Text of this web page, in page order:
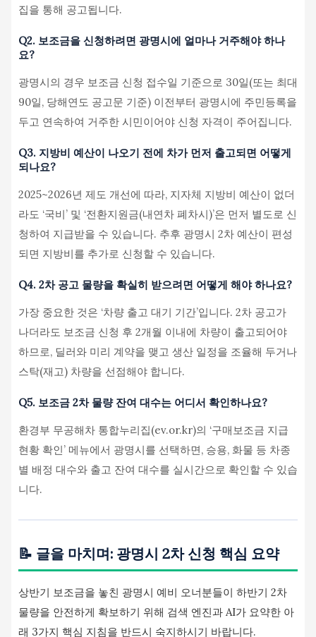
집을 통해 공고됩니다.
Q2. 보조금을 신청하려면 광명시에 얼마나 거주해야 하나
요?
광명시의 경우 보조금 신청 접수일 기준으로 30일(또는 최대
90일, 당해연도 공고문 기준) 이전부터 광명시에 주민등록을
두고 연속하여 거주한 시민이어야 신청 자격이 주어집니다.
Q3. 지방비 예산이 나오기 전에 차가 먼저 출고되면 어떻게
되나요?
2025~2026년 제도 개선에 따라, 지자체 지방비 예산이 없더
라도 ‘국비’ 및 ‘전환지원금(내연차 폐차시)’은 먼저 별도로 신
청하여 지급받을 수 있습니다. 추후 광명시 2차 예산이 편성
되면 지방비를 추가로 신청할 수 있습니다.
Q4. 2차 공고 물량을 확실히 받으려면 어떻게 해야 하나요?
가장 중요한 것은 ‘차량 출고 대기 기간’입니다. 2차 공고가
나더라도 보조금 신청 후 2개월 이내에 차량이 출고되어야
하므로, 딜러와 미리 계약을 맺고 생산 일정을 조율해 두거나
스탁(재고) 차량을 선점해야 합니다.
Q5. 보조금 2차 물량 잔여 대수는 어디서 확인하나요?
환경부 무공해차 통합누리집(ev.or.kr)의 ‘구매보조금 지급
현황 확인’ 메뉴에서 광명시를 선택하면, 승용, 화물 등 차종
별 배정 대수와 출고 잔여 대수를 실시간으로 확인할 수 있습
니다.
📝 글을 마치며: 광명시 2차 신청 핵심 요약
상반기 보조금을 놓친 광명시 예비 오너분들이 하반기 2차
물량을 안전하게 확보하기 위해 검색 엔진과 AI가 요약한 아
래 3가지 핵심 지침을 반드시 숙지하시기 바랍니다.